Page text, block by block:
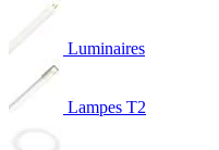
Luminaires
Lampes T2